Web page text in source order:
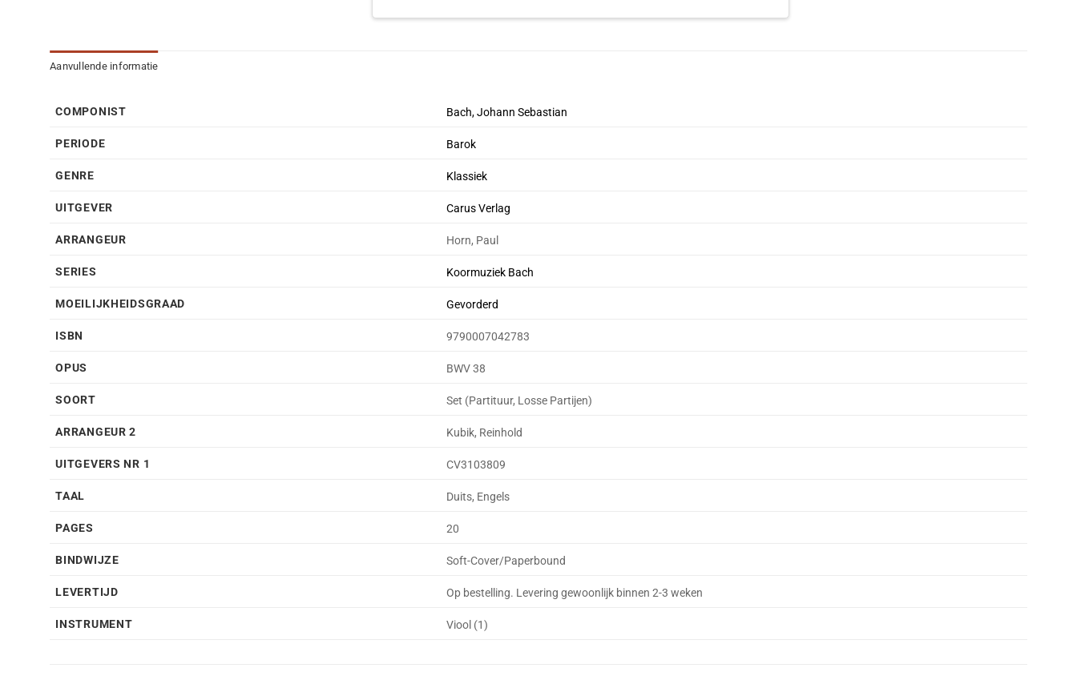
Aanvullende informatie
COMPONIST Bach, Johann Sebastian
PERIODE Barok
GENRE Klassiek
UITGEVER Carus Verlag
ARRANGEUR Horn, Paul
SERIES Koormuziek Bach
MOEILIJKHEIDSGRAAD Gevorderd
ISBN 9790007042783
OPUS BWV 38
SOORT Set (Partituur, Losse Partijen)
ARRANGEUR 2 Kubik, Reinhold
UITGEVERS NR 1 CV3103809
TAAL Duits, Engels
PAGES 20
BINDWIJZE Soft-Cover/Paperbound
LEVERTIJD Op bestelling. Levering gewoonlijk binnen 2-3 weken
INSTRUMENT Viool (1)